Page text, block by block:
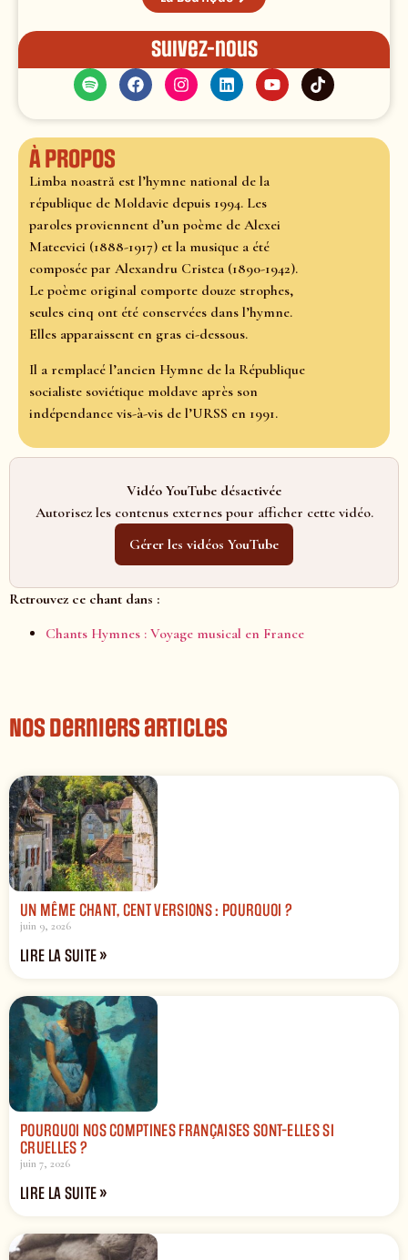
Suivez-nous
À propos
Limba noastră est l’hymne national de la
république de Moldavie depuis 1994. Les
paroles proviennent d’un poème de Alexei
Mateevici (1888-1917) et la musique a été
composée par Alexandru Cristea (1890-1942).
Le poème original comporte douze strophes,
seules cinq ont été conservées dans l’hymne.
Elles apparaissent en gras ci-dessous.
Il a remplacé l’ancien Hymne de la République
socialiste soviétique moldave après son
indépendance vis-à-vis de l’URSS en 1991.
Vidéo YouTube désactivée
Autorisez les contenus externes pour afficher cette vidéo.
Gérer les vidéos YouTube
Retrouvez ce chant dans :
Chants Hymnes : Voyage musical en France
Nos derniers articles
UN MÊME CHANT, CENT VERSIONS : POURQUOI ?
juin 9, 2026
LIRE LA SUITE »
POURQUOI NOS COMPTINES FRANÇAISES SONT-ELLES SI
CRUELLES ?
juin 7, 2026
LIRE LA SUITE »